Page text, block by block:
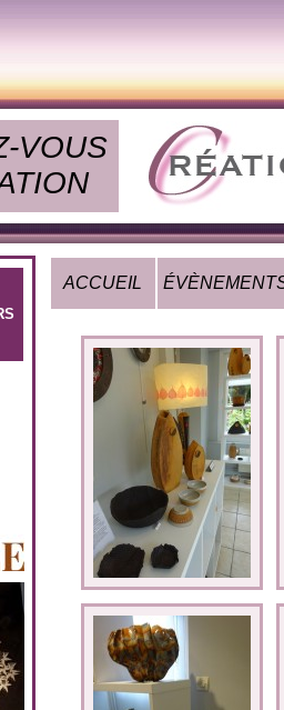
VOUS
ACCUEIL